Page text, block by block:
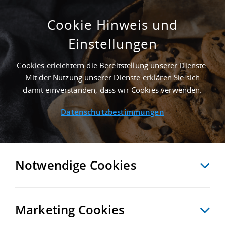
GEPFLEGT - 10.300 M² GEWERBEHALLE IN
SCHMALKALDEN NAHE
GÜTERVERKEHRSZENTRUM GVZ ERFURT -
LANDKREIS SCHMALKALDEN-MEININGEN
Immobiliensuche / Detailansicht
Cookie Hinweis und
Einstellungen
Cookies erleichtern die Bereitstellung unserer Dienste.
Mit der Nutzung unserer Dienste erklären Sie sich
damit einverstanden, dass wir Cookies verwenden.
Datenschutzbestimmungen
Notwendige Cookies
Marketing Cookies